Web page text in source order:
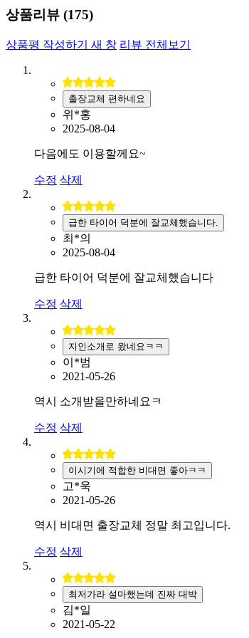
상품리뷰 (175)
상품평 작성하기 새 창 리뷰 전체보기
출장교체 편하네요
위*홍
2025-08-04
다음에도 이용할께요~
수정 삭제
급한 타이어 덕분에 잘교체했습니다.
최*의
2025-08-04
급한 타이어 덕분에 잘교체했습니다
수정 삭제
지인소개로 왔네요ㅋㅋ
이*범
2021-05-26
역시 소개받을만하네요ㅋ
수정 삭제
이시기에 적합한 비대면 좋아ㅋㅋ
고*욱
2021-05-26
역시 비대면 출장교체 정말 최고입니다.
수정 삭제
최저가라 설마했는데 진짜 대박
김*일
2021-05-22